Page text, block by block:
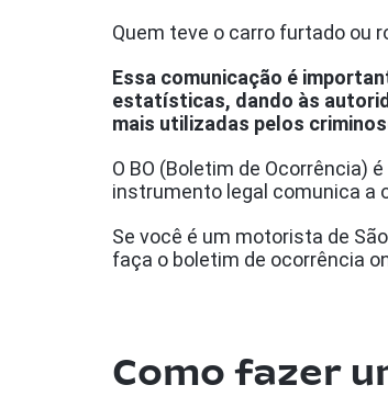
Quem teve o carro furtado ou
Essa comunicação é
estatísticas, dando às
mais utilizadas pelos
O BO (Boletim de Ocorrência)
instrumento legal comunica a
Se você é um motorista de
faça o boletim de ocorrência
Como fazer